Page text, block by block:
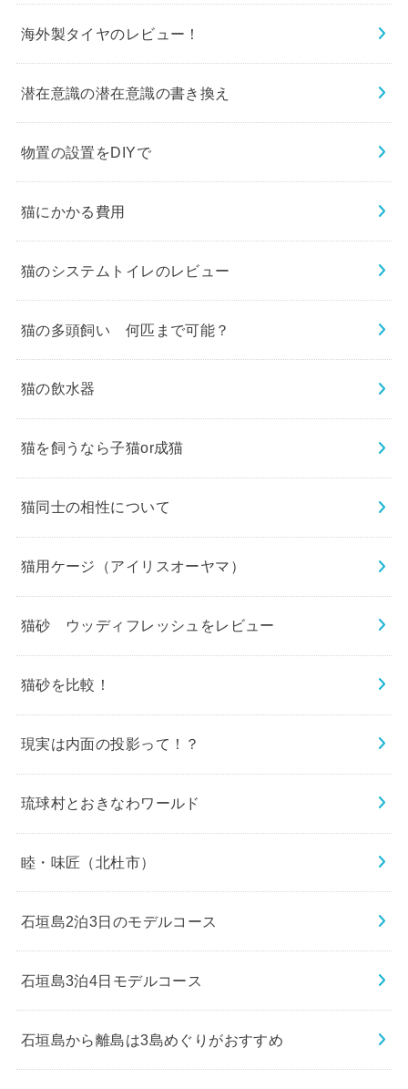
海外製タイヤのレビュー！
潜在意識の潜在意識の書き換え
物置の設置をDIYで
猫にかかる費用
猫のシステムトイレのレビュー
猫の多頭飼い 何匹まで可能？
猫の飲水器
猫を飼うなら子猫or成猫
猫同士の相性について
猫用ケージ（アイリスオーヤマ）
猫砂 ウッディフレッシュをレビュー
猫砂を比較！
現実は内面の投影って！？
琉球村とおきなわワールド
睦・味匠（北杜市）
石垣島2泊3日のモデルコース
石垣島3泊4日モデルコース
石垣島から離島は3島めぐりがおすすめ